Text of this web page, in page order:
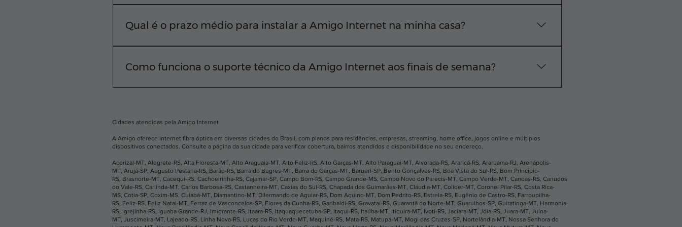
rua, basta digitar seu CEP em nosso site ou chamar nossa equipe diretamente pelo WhatsApp.
Qual é o prazo médio para instalar a Amigo Internet na minha casa?
equipe técnica realiza a instalação na sua residência em até 2 dias úteis.
Como funciona o suporte técnico da Amigo Internet aos finais de semana?
Cidades atendidas pela Amigo Internet
A Amigo oferece internet fibra óptica em diversas cidades do Brasil, com planos para residências, empresas, streaming, home office, jogos online e múltiplos
dispositivos conectados. Consulte a página da sua cidade para verificar cobertura, bairros atendidos e disponibilidade no seu endereço.
Acorizal-MT, Alegrete-RS, Alta Floresta-MT, Alto Araguaia-MT, Alto Feliz-RS, Alto Garças-MT, Alto Paraguai-MT, Alvorada-RS, Araricá-RS, Araruama-RJ, Arenápolis-
MT, Arujá-SP, Augusto Pestana-RS, Barão-RS, Barra do Bugres-MT, Barra do Garças-MT, Barueri-SP, Bento Gonçalves-RS, Boa Vista do Sul-RS, Bom Princípio-
RS, Brasnorte-MT, Cacequi-RS, Cachoeirinha-RS, Cajamar-SP, Campo Bom-RS, Campo Grande-MS, Campo Novo do Parecis-MT, Campo Verde-MT, Canoas-RS, Canudos
do Vale-RS, Carlinda-MT, Carlos Barbosa-RS, Castanheira-MT, Caxias do Sul-RS, Chapada dos Guimarães-MT, Cláudia-MT, Colíder-MT, Coronel Pilar-RS, Costa Rica-
MS, Cotia-SP, Coxim-MS, Cuiabá-MT, Diamantino-MT, Dilermando de Aguiar-RS, Dom Aquino-MT, Dom Pedrito-RS, Estrela-RS, Eugênio de Castro-RS, Farroupilha-
RS, Feliz-RS, Feliz Natal-MT, Ferraz de Vasconcelos-SP, Flores da Cunha-RS, Garibaldi-RS, Gravataí-RS, Guarantã do Norte-MT, Guarulhos-SP, Guiratinga-MT, Harmonia-
RS, Igrejinha-RS, Iguaba Grande-RJ, Imigrante-RS, Itaara-RS, Itaquaquecetuba-SP, Itaqui-RS, Itaúba-MT, Itiquira-MT, Ivoti-RS, Jaciara-MT, Jóia-RS, Juara-MT, Juína-
MT, Juscimeira-MT, Lajeado-RS, Linha Nova-RS, Lucas do Rio Verde-MT, Maquiné-RS, Mata-RS, Matupá-MT, Mogi das Cruzes-SP, Nortelândia-MT, Nossa Senhora do